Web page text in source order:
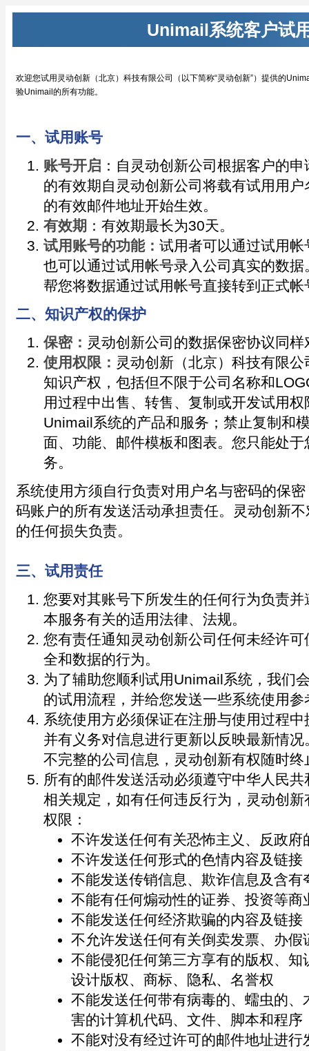
Unimail系统客户试
欢迎您试用灵动创新（北京）科技有限公司（以下简称“灵动创新”）提供的
验Unimail的所有功能。
一、试用账号
账号开启 ：自灵动创新公司根据客户的
的有效期自灵动创新公司将载有试用用
的有效邮件地址开始生效。
有效期 ：有效期最长为30天。
试用账号的功能： 试用者可以通过试用
也可以通过试用帐号录入公司真实的数
帮您将数据通过试用帐号直接转到正式帐
二、知识产权的保护
保密： 灵动创新公司的数据保密协议同
使用权限： 灵动创新（北京）科技有限
知识产权，包括但不限于公司名称和
用过程中出售、转售、复制或开发试用
Unimail系统的产品和服务；禁止复制和
面、功能、邮件模板和图表。您只能处
务。
系统使用方须自行负责对用户名与密码的保
码账户的所有发送活动承担责任。灵动创新
的任何损失负责。
三、试用责任
您要对其账号下所发生的任何行为负责
本服务有关的适用法律、法规。
您有责任通知灵动创新公司任何未经许
全和数据的行为。
为了辅助您顺利试用Unimail系统，我们
的试用流程，并给您发送一些系统使用参
系统使用方必须保证在注册与使用过程
并有义务对信息进行更新以反映最新情
不完整的公司信息，灵动创新有权随时
所有的邮件发送活动必须遵守中华人民
相关规定，如有任何违反行为，灵动创
权限：
不许发送任何有关恐怖主义、反政府
不许发送任何形式的色情内容及链接
不能发送传销信息、欺诈信息及含有
不能有任何煽动性的证券、投资等商
不能发送任何经济欺骗的内容及链接
不允许发送任何有关倒卖发票、办假
不能侵犯任何第三方享有的版权、
设计版权、商标、隐私、名誉权
不能发送任何带有病毒的、蠕虫的
害的计算机代码、文件、脚本和程序
不能对没有经过许可的邮件地址进行